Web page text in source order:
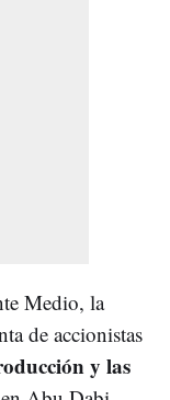
Medio, la
de accionistas
y las